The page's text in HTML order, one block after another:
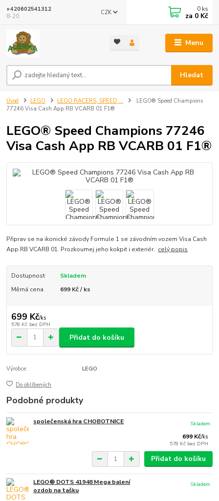
Menu
CZK
Hledat
+420602541312
8-20
0 ks
za 0 Kč
Úvod LEGO LEGO RACERS, SPEED,...
LEGO® Speed Champions
77246 Visa Cash App RB VCARB 01 F1®
LEGO® Speed Champions 77246
Visa Cash App RB VCARB 01 F1®
Připrav se na ikonické závody Formule 1 se závodním vozem Visa Cash
App RB VCARB 01. Prozkoumej jeho kokpit i exteriér. celý popis
Dostupnost
Skladem
Měrná cena
699 Kč / ks
699 Kč/ks
578 Kč bez DPH
Přidat do košíku
Výrobce: LEGO
Do oblíbených
Podobné produkty
společenská hra CHOBOTNICE
699 Kč/ks
578 Kč bez DPH
Skladem
Přidat do košíku
LEGO® DOTS 41948 Mega balení
ozdob na tašku
Skladem